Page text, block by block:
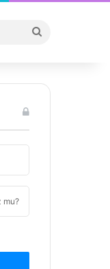
...
mu?